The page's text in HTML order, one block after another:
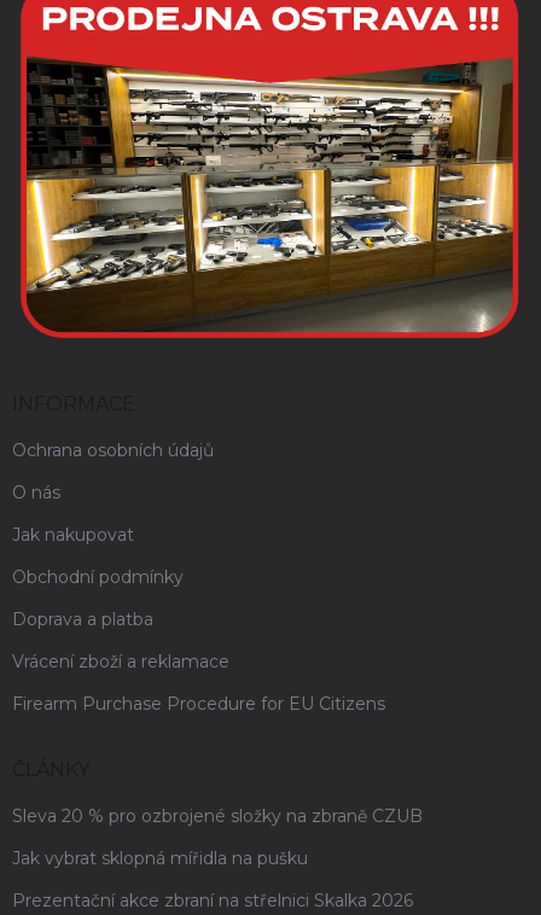
Ochrana osobních údajů
O nás
Jak nakupovat
Obchodní podmínky
Doprava a platba
Vrácení zboží a reklamace
Firearm Purchase Procedure for EU Citizens
Sleva 20 % pro ozbrojené složky na zbraně CZUB
Jak vybrat sklopná mířidla na pušku
Prezentační akce zbraní na střelnici Skalka 2026